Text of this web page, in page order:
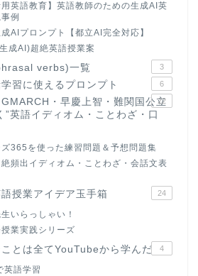
用英語教育】英語教師のための生成AI英
例
AIプロンプト【都立AI完全対応】
成AI)超絶英語授業案
verbs)一覧 3
習に使えるプロンプト 6
GMARCH・早慶上智・難関国公立
”英語イディオム・ことわざ・口
22
365を使った練習問題＆予想問題集
頻出イディオム・ことわざ・会話文表
授業アイデア玉手箱 24
いらっしゃい！
業実践シリーズ
とは全てYouTubeから学んだ 4
英語学習